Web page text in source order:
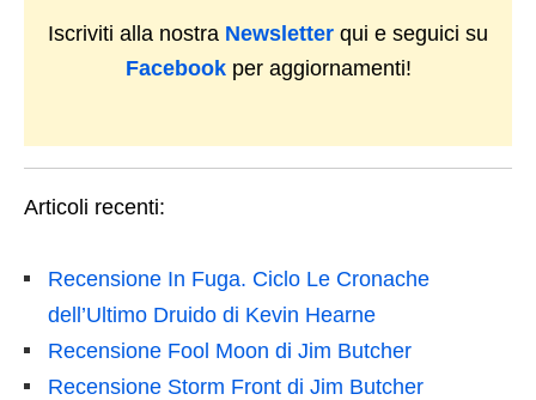
Iscriviti alla nostra Newsletter qui e seguici su
Facebookper aggiornamenti!
Articoli recenti:
Recensione In Fuga. Ciclo Le Cronache
dell’Ultimo Druido di Kevin Hearne
Recensione Fool Moon di Jim Butcher
Recensione Storm Front di Jim Butcher